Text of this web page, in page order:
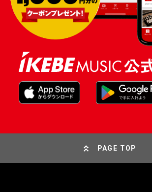
PAGE TOP